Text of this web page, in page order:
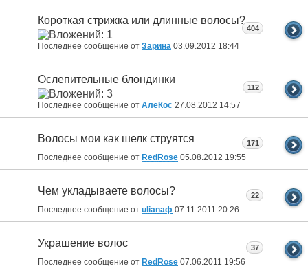
Короткая стрижка или длинные волосы?
Последнее сообщение от Зарина 03.09.2012 18:44
404
Ослепительные блондинки
Последнее сообщение от АлеКос 27.08.2012 14:57
112
Волосы мои как шелк струятся
Последнее сообщение от RedRose 05.08.2012 19:55
171
Чем укладываете волосы?
Последнее сообщение от ulianaф 07.11.2011 20:26
22
Украшение волос
Последнее сообщение от RedRose 07.06.2011 19:56
37